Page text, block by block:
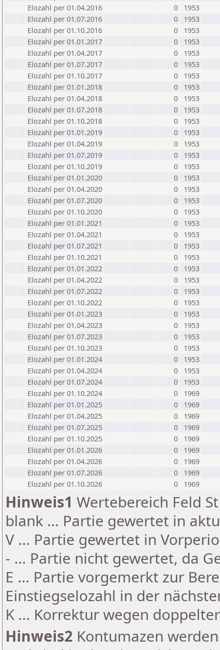
Elozahl per 01.04.2016
0
1953
Elozahl per 01.07.2016
0
1953
Elozahl per 01.10.2016
0
1953
Elozahl per 01.01.2017
0
1953
Elozahl per 01.04.2017
0
1953
Elozahl per 01.07.2017
0
1953
Elozahl per 01.10.2017
0
1953
Elozahl per 01.01.2018
0
1953
Elozahl per 01.04.2018
0
1953
Elozahl per 01.07.2018
0
1953
Elozahl per 01.10.2018
0
1953
Elozahl per 01.01.2019
0
1953
Elozahl per 01.04.2019
0
1953
Elozahl per 01.07.2019
0
1953
Elozahl per 01.10.2019
0
1953
Elozahl per 01.01.2020
0
1953
Elozahl per 01.04.2020
0
1953
Elozahl per 01.07.2020
0
1953
Elozahl per 01.10.2020
0
1953
Elozahl per 01.01.2021
0
1953
Elozahl per 01.04.2021
0
1953
Elozahl per 01.07.2021
0
1953
Elozahl per 01.10.2021
0
1953
Elozahl per 01.01.2022
0
1953
Elozahl per 01.04.2022
0
1953
Elozahl per 01.07.2022
0
1953
Elozahl per 01.10.2022
0
1953
Elozahl per 01.01.2023
0
1953
Elozahl per 01.04.2023
0
1953
Elozahl per 01.07.2023
0
1953
Elozahl per 01.10.2023
0
1953
Elozahl per 01.01.2024
0
1953
Elozahl per 01.04.2024
0
1953
Elozahl per 01.07.2024
0
1953
Elozahl per 01.10.2024
0
1969
Elozahl per 01.01.2025
0
1969
Elozahl per 01.04.2025
0
1969
Elozahl per 01.07.2025
0
1969
Elozahl per 01.10.2025
0
1969
Elozahl per 01.01.2026
0
1969
Elozahl per 01.04.2026
0
1969
Elozahl per 01.07.2026
0
1969
Elozahl per 01.10.2026
0 1969
Hinweis1 Wertebereich Feld
blank ... Partie gewertet in
V ... Partie gewertet in
- ... Partie nicht gewertet, da
E ... Partie vorgemerkt zur
Einstiegselozahl in der
K ... Korrektur wegen
Hinweis2 Kontumazen